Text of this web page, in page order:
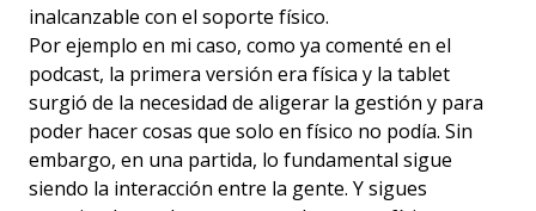
inalcanzable con el soporte físico.
Por ejemplo en mi caso, como ya comenté en el
podcast, la primera versión era física y la tablet
surgió de la necesidad de aligerar la gestión y para
poder hacer cosas que solo en físico no podía. Sin
embargo, en una partida, lo fundamental sigue
siendo la interacción entre la gente. Y sigues